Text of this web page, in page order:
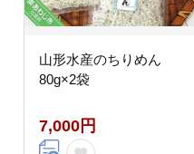
山形水産のちりめん
80g×2袋
7,000円